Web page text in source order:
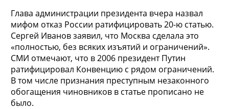
Глава администрации президента вчера назвал
мифом отказ России ратифицировать 20-ю статью.
Сергей Иванов заявил, что Москва сделала это
«полностью, без всяких изъятий и ограничений».
СМИ отмечают, что в 2006 президент Путин
ратифицировал Конвенцию с рядом ограничений.
В том числе признания преступным незаконного
обогащения чиновников в статье прописано не
было.